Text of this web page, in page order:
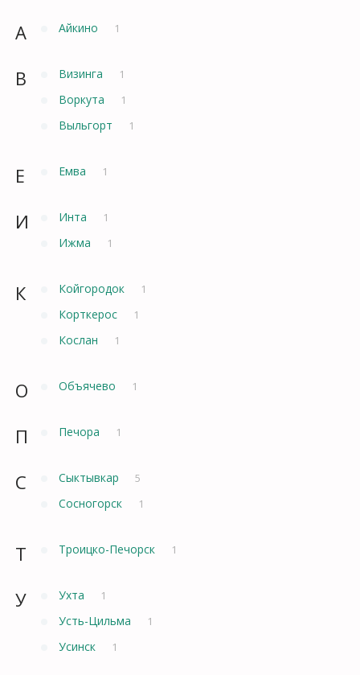
А Айкино 1
В Визинга 1
Воркута 1
Выльгорт 1
Е Емва 1
И Инта 1
Ижма 1
К Койгородок 1
Корткерос 1
Кослан 1
О Объячево 1
П Печора 1
С Сыктывкар 5
Сосногорск 1
Т Троицко-Печорск 1
У Ухта 1
Усть-Цильма 1
Усинск 1